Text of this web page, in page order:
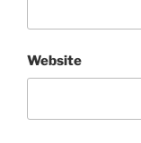
Website